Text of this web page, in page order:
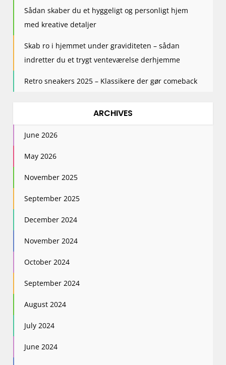
Sådan skaber du et hyggeligt og personligt hjem
med kreative detaljer
Skab ro i hjemmet under graviditeten – sådan
indretter du et trygt venteværelse derhjemme
Retro sneakers 2025 – Klassikere der gør comeback
ARCHIVES
June 2026
May 2026
November 2025
September 2025
December 2024
November 2024
October 2024
September 2024
August 2024
July 2024
June 2024